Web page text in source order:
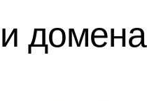
домена